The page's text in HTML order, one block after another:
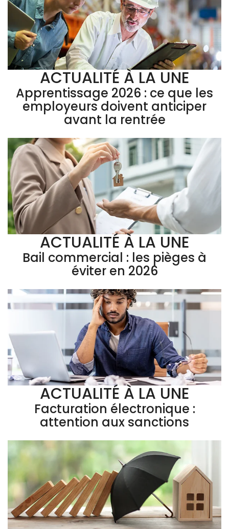
ACTUALITÉ À LA UNE
Apprentissage 2026 : ce que les
employeurs doivent anticiper
avant la rentrée
ACTUALITÉ À LA UNE
Bail commercial : les pièges à
éviter en 2026
ACTUALITÉ À LA UNE
Facturation électronique :
attention aux sanctions